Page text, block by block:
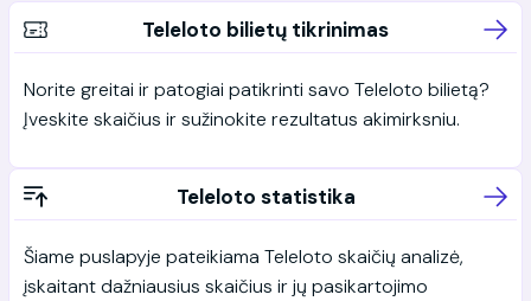
Teleloto bilietų tikrinimas
Norite greitai ir patogiai patikrinti savo Teleloto bilietą?
Įveskite skaičius ir sužinokite rezultatus akimirksniu.
Teleloto statistika
Šiame puslapyje pateikiama Teleloto skaičių analizė,
įskaitant dažniausius skaičius ir jų pasikartojimo